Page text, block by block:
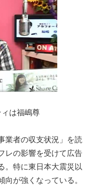
ィは福嶋尊
業者の収支状況」を読
レの影響を受けて広告
。特に東日本大震災以
向が強くなっている。